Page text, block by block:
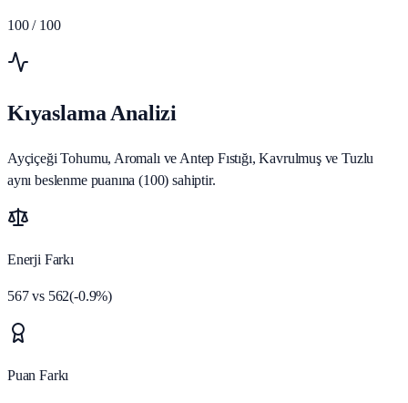
100 / 100
Kıyaslama Analizi
Ayçiçeği Tohumu, Aromalı ve Antep Fıstığı, Kavrulmuş ve Tuzlu
aynı beslenme puanına (100) sahiptir.
Enerji Farkı
567vs 562(-0.9%)
Puan Farkı